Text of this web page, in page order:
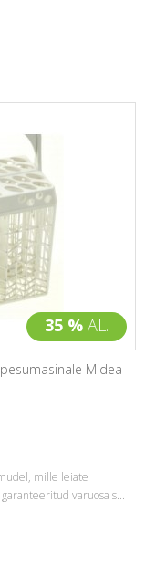
35 % AL.
Midea
mille leiate
varuosa s...